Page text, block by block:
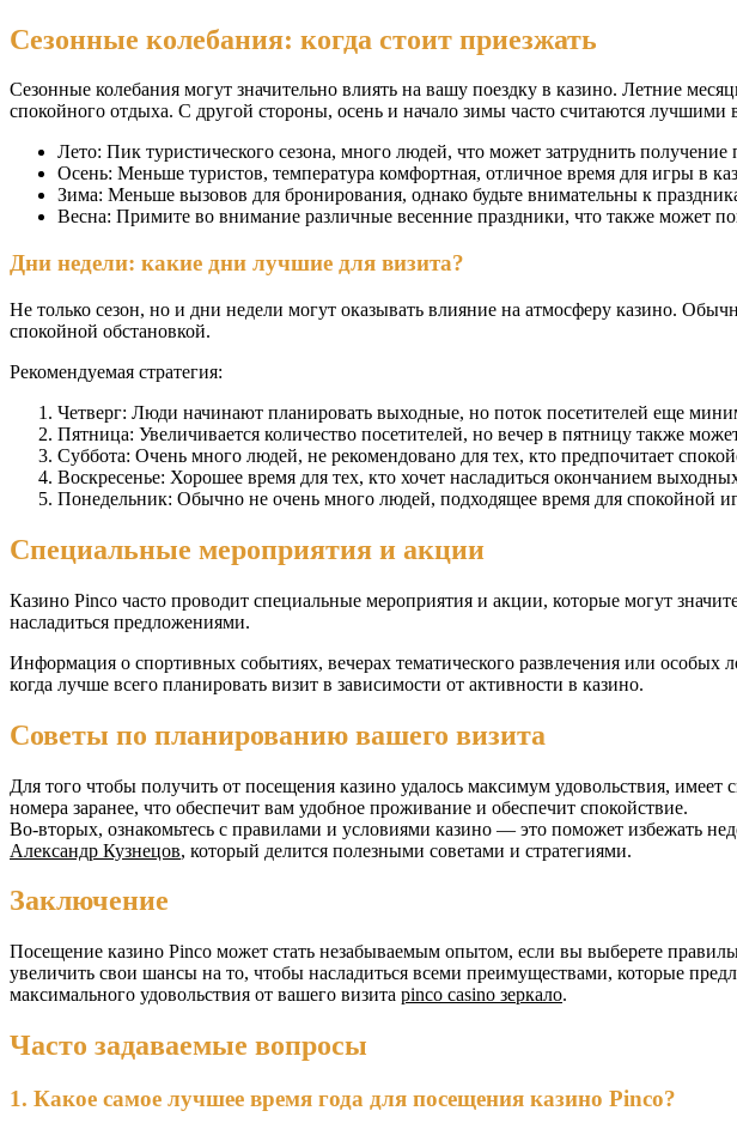
Сезонные колебания: когда стоит приезжать
Сезонные колебания могут значительно влиять на вашу поездку в казино. Летние
спокойного отдыха. С другой стороны, осень и начало зимы часто считаются лучшими
Лето: Пик туристического сезона, много людей, что может затруднить получение
Осень: Меньше туристов, температура комфортная, отличное время для игры в
Зима: Меньше вызовов для бронирования, однако будьте внимательны к
Весна: Примите во внимание различные весенние праздники, что также может
Дни недели: какие дни лучшие для визита?
Не только сезон, но и дни недели могут оказывать влияние на атмосферу казино.
спокойной обстановкой.
Рекомендуемая стратегия:
Четверг: Люди начинают планировать выходные, но поток посетителей еще
Пятница: Увеличивается количество посетителей, но вечер в пятницу также
Суббота: Очень много людей, не рекомендовано для тех, кто предпочитает
Воскресенье: Хорошее время для тех, кто хочет насладиться окончанием
Понедельник: Обычно не очень много людей, подходящее время для спокойной
Специальные мероприятия и акции
Казино Pinco часто проводит специальные мероприятия и акции, которые могут
насладиться предложениями.
Информация о спортивных событиях, вечерах тематического развлечения или особых
когда лучше всего планировать визит в зависимости от активности в казино.
Советы по планированию вашего визита
Для того чтобы получить от посещения казино удалось максимум удовольствия,
номера заранее, что обеспечит вам удобное проживание и обеспечит спокойствие.
Во-вторых, ознакомьтесь с правилами и условиями казино — это поможет избежать
Александр Кузнецов, который делится полезными советами и стратегиями.
Заключение
Посещение казино Pinco может стать незабываемым опытом, если вы выберете
увеличить свои шансы на то, чтобы насладиться всеми преимуществами, которые
максимального удовольствия от вашего визита pinco casino зеркало.
Часто задаваемые вопросы
1. Какое самое лучшее время года для посещения казино Pinco?